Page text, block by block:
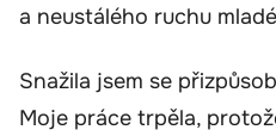
a neustálého ruchu
Snažila jsem se
Moje práce trpěla,